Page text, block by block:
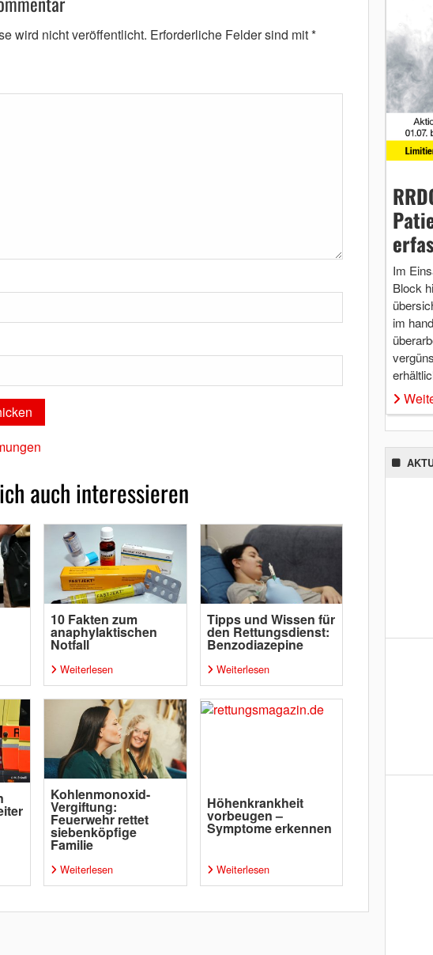
wird nicht veröffentlicht. Erforderliche Felder sind mit*
auch interessieren
10 Fakten zum
anaphylaktischen
Notfall
Weiterlesen
Tipps und Wissen für
den Rettungsdienst:
Benzodiazepine
Weiterlesen
Kohlenmonoxid-
Vergiftung:
Feuerwehr rettet
siebenköpfige
Familie
Weiterlesen
Höhenkrankheit
vorbeugen –
Symptome erkennen
Weiterlesen
Im
Block
im